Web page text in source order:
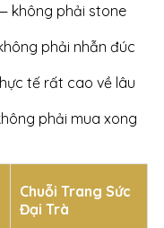
không phải stone
phải nhẫn đúc
tế rất cao về lâu
phải mua xong
Chuỗi Trang Sức
Đại Trà